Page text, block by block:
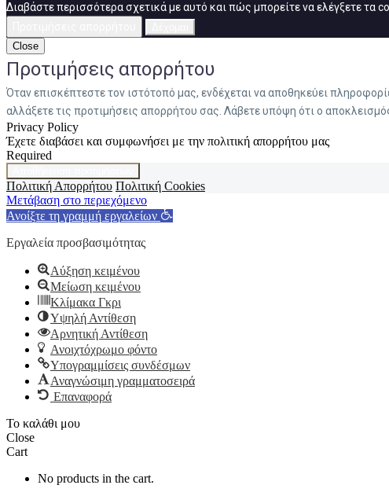
Διαβάστε περισσότερα σχετικά με αυτό και πώς μπορείτε να ελέγξετε τα
Close
Προτιμήσεις απορρήτου
Όταν επισκέπτεστε τον ιστότοπό μας, ενδέχεται να αποθηκεύει
αλλάξετε τις προτιμήσεις απορρήτου σας. Λάβετε υπόψη ότι ο
Privacy Policy
Έχετε διαβάσει και συμφωνήσει με την πολιτική απορρήτου μας
Required
Πολιτική Απορρήτου Πολιτική Cookies
Μετάβαση στο περιεχόμενο
Ανοίξτε τη γραμμή εργαλείων
Εργαλεία προσβασιμότητας
Αύξηση κειμένου
Μείωση κειμένου
Κλίμακα Γκρι
Υψηλή Αντίθεση
Αρνητική Αντίθεση
Ανοιχτόχρωμο φόντο
Υπογραμμίσεις συνδέσμων
Αναγνώσιμη γραμματοσειρά
Επαναφορά
Το καλάθι μου
Close
Cart
No products in the cart.